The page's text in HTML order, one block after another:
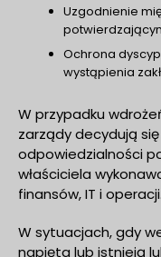
Uzgodnienie
Ochrona
wystąpienia
W przypadku
zarządy decydują
odpowiedzialności
właściciela
finansów, IT i operacji.
W sytuacjach, gdy
napięta lub istnieją